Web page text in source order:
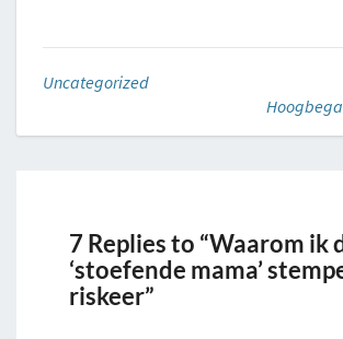
Uncategorized
7 Replies to “Waarom ik
‘stoefende mama’
riskeer”